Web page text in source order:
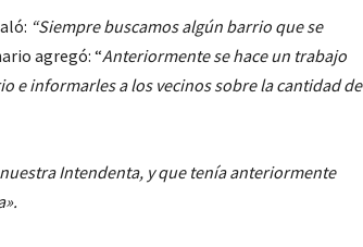
“Siempre buscamos algún barrio que se
agregó: “Anteriormente se hace un trabajo
e informarles a los vecinos sobre la cantidad de
Intendenta, y que tenía anteriormente